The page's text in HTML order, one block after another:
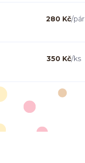
280 Kč/pár
350 Kč/ks